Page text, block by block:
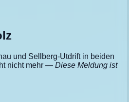
und Sellberg-Utdrift in beiden
nicht mehr— Diese Meldung ist